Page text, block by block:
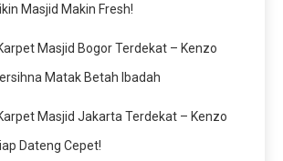
Masjid Makin Fresh!
Masjid Bogor Terdekat – Kenzo
Matak Betah Ibadah
Masjid Jakarta Terdekat – Kenzo
Dateng Cepet!